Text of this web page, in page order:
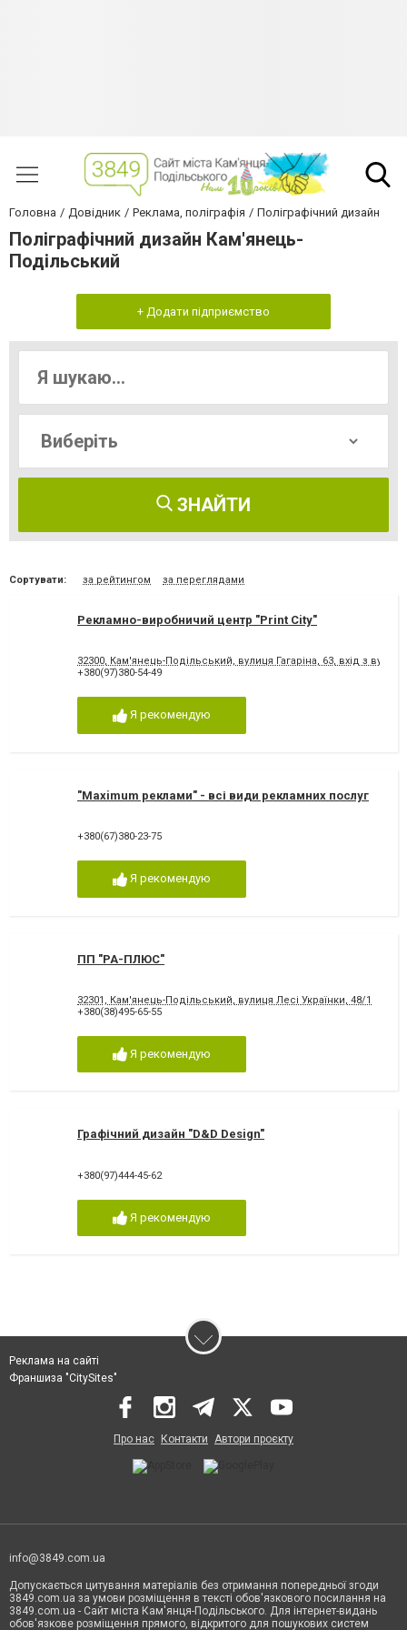
Головна Довідник Реклама, поліграфія Поліграфічний дизайн
Поліграфічний дизайн Кам'янець-
Подільський
+ Додати підприємство
ЗНАЙТИ
Сортувати: за рейтингом за переглядами
Рекламно-виробничий центр "Print City"
32300, Кам'янець-Подільський, вулиця Гагаріна, 63, вхід з вул.
+380(97)380-54-49
Я рекомендую
"Maximum реклами" - всі види рекламних послуг
+380(67)380-23-75
Я рекомендую
ПП "РА-ПЛЮС"
32301, Кам'янець-Подільський, вулиця Лесі Українки, 48/1
+380(38)495-65-55
Я рекомендую
Графічний дизайн "D&D Design"
+380(97)444-45-62
Я рекомендую
Реклама на сайті
Франшиза "CitySites"
Про нас Контакти Автори проєкту
info@3849.com.ua
Допускається цитування матеріалів без отримання попередньої згоди
3849.com.ua за умови розміщення в тексті обов'язкового посилання на
3849.com.ua - Сайт міста Кам'янця-Подільського. Для інтернет-видань
обов'язкове розміщення прямого, відкритого для пошукових систем